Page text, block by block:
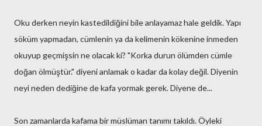
Oku derken neyin kastedildiğini bile anlayamaz hale geldik. Yapı
söküm yapmadan, cümlenin ya da kelimenin kökenine inmeden
okuyup geçmişsin ne olacak ki? "Korka durun ölümden cümle
doğan ölmüştür." diyeni anlamak o kadar da kolay değil. Diyenin
neyi neden dediğine de kafa yormak gerek. Diyene de...
Son zamanlarda kafama bir müslüman tanımı takıldı. Öyleki